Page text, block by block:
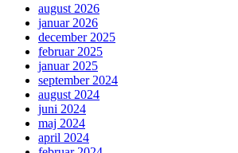
august 2026
januar 2026
december 2025
februar 2025
januar 2025
september 2024
august 2024
juni 2024
maj 2024
april 2024